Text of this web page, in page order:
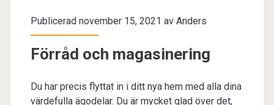
Publicerad november 15, 2021 av Anders
Förråd och magasinering
Du har precis flyttat in i ditt nya hem med alla dina
värdefulla ägodelar. Du är mycket glad över det,